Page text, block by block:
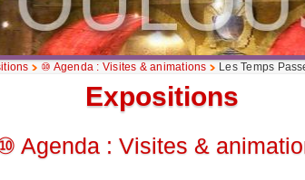
⑩ Agenda : Visites & animations Les Temps
Expositions
Agenda : Visites &